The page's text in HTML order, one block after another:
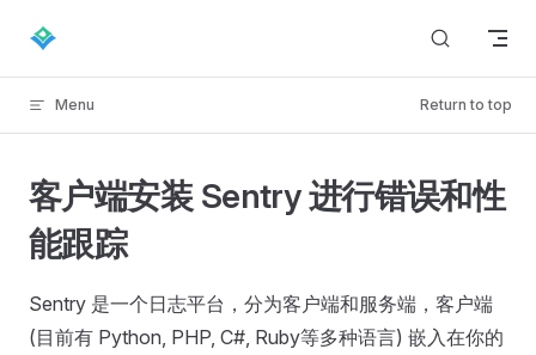
Skip to content
Menu Return to top
客户端安装 Sentry 进行错误和性
能跟踪
Sentry 是一个日志平台，分为客户端和服务端，客户端
(目前有 Python, PHP, C#, Ruby等多种语言) 嵌入在你的